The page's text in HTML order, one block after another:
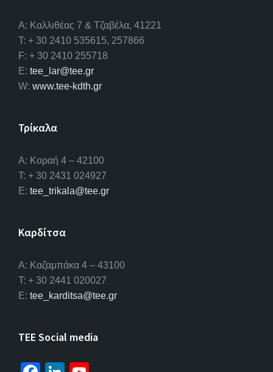
A: Καλλιθέας 7 & Τζαβέλα, 41221
T: + 30 2410 535615, 257866
F: + 30 2410 255718
E: tee_lar@tee.gr
W: www.tee-kdth.gr
Τρίκαλα
Α: Κοραή 4 – 42100
T: + 30 2431 024927
E: tee_trikala@tee.gr
Καρδίτσα
Α: Καζαμπάκα 4 – 43100
T: + 30 2441 020027
E: tee_karditsa@tee.gr
TEE Social media